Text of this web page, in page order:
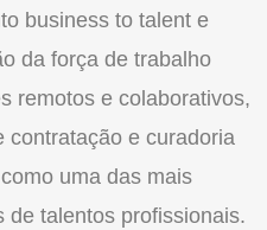
business to talent e
da força de trabalho
remotos e colaborativos,
contratação e curadoria
uma das mais
de talentos profissionais.